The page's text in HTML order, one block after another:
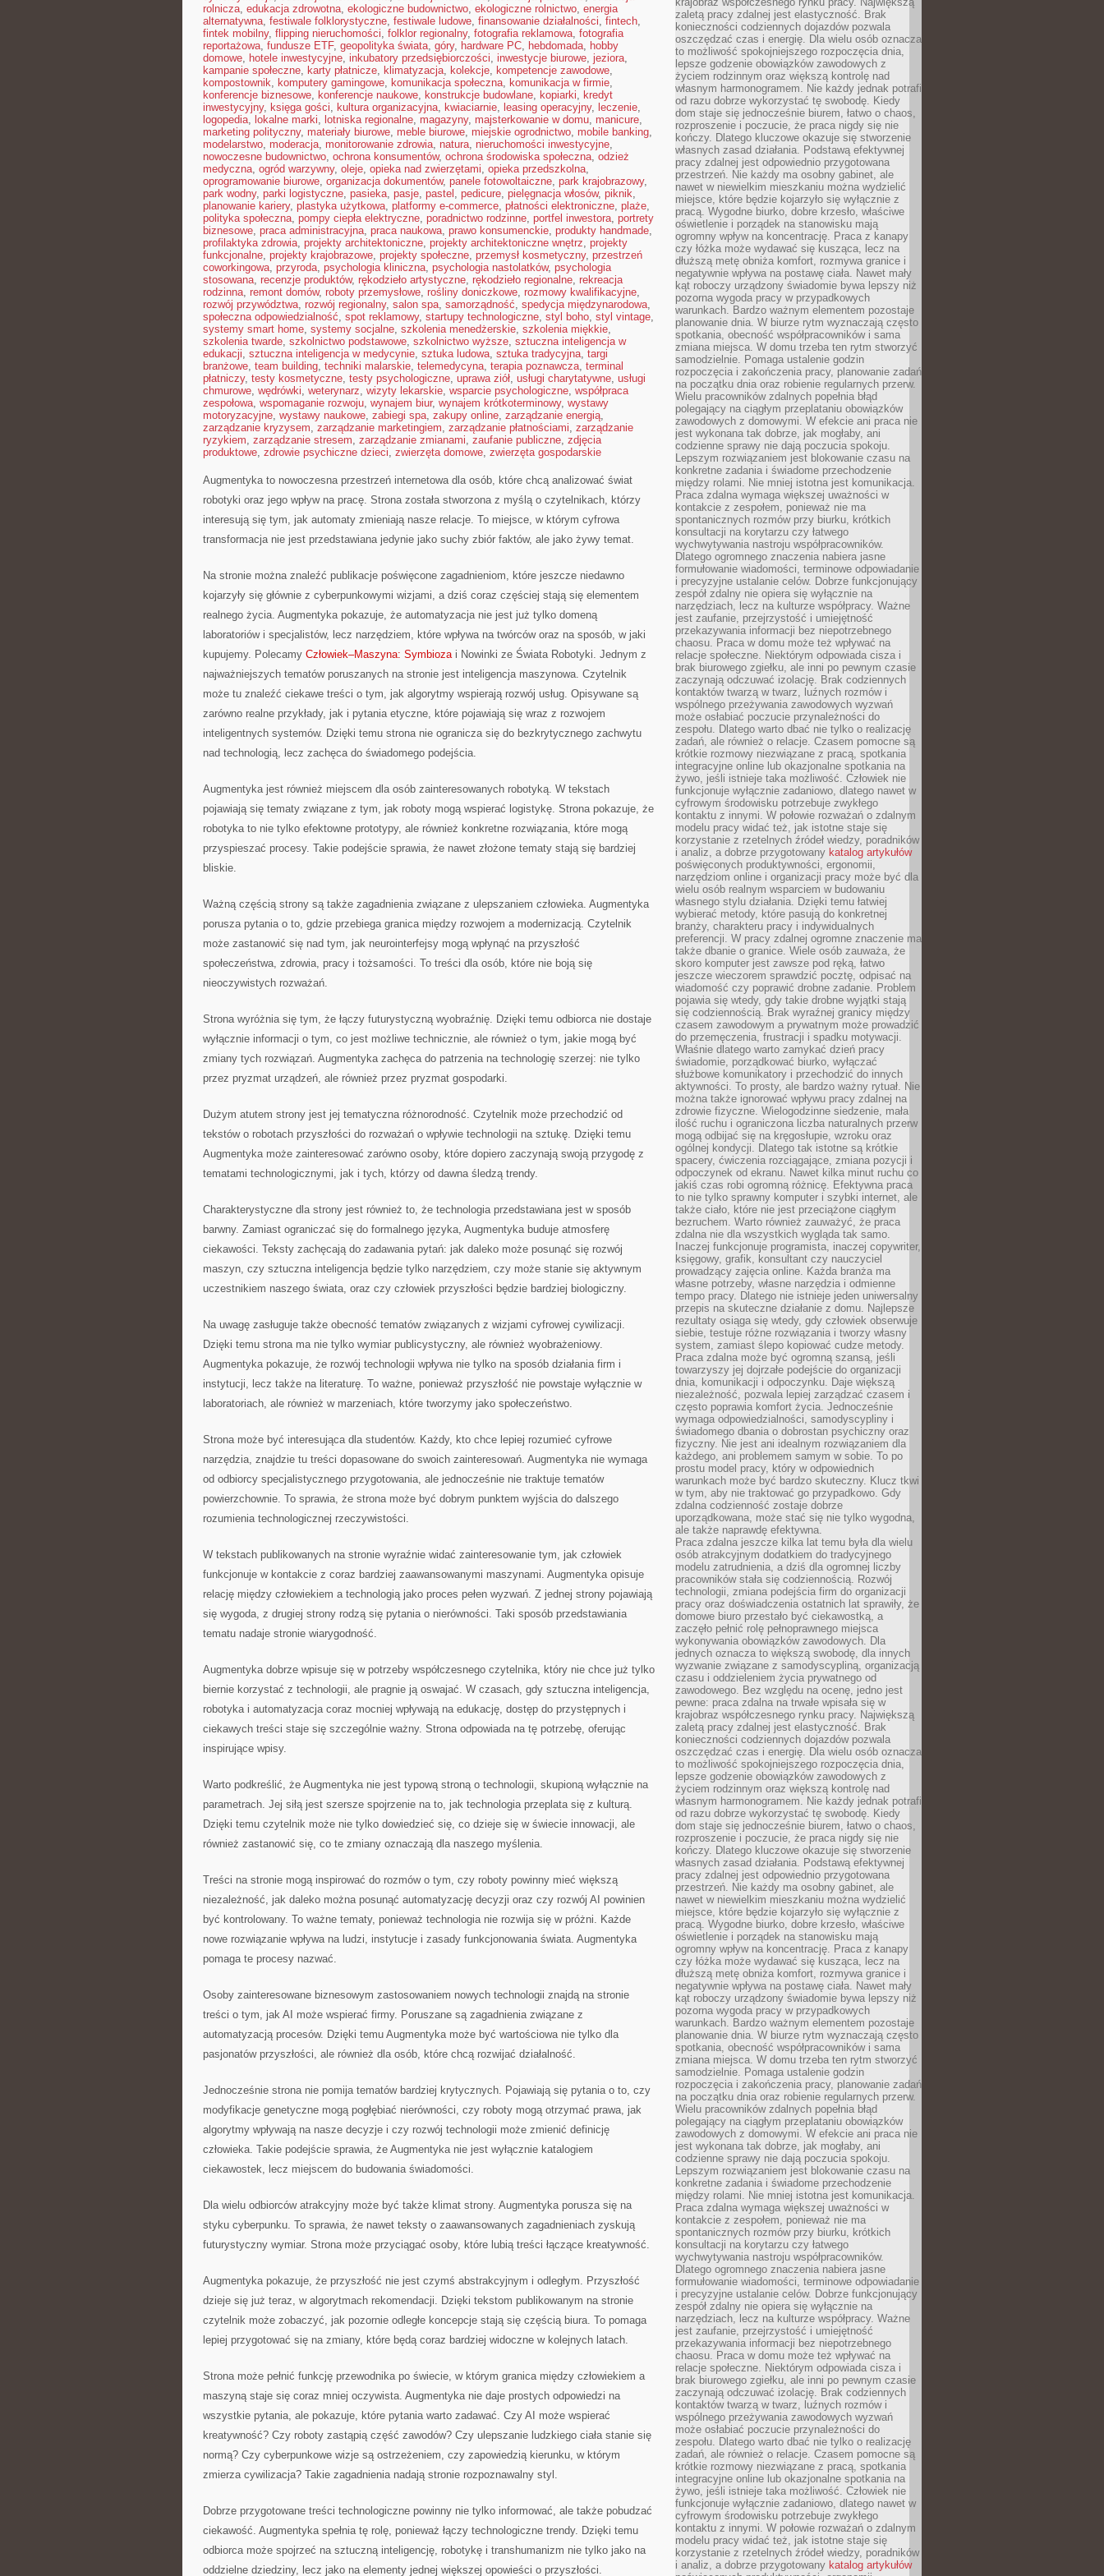
rolnicza, edukacja zdrowotna, ekologiczne budownictwo, ekologiczne rolnictwo, energia
alternatywna, festiwale folklorystyczne, festiwale ludowe, finansowanie działalności, fintech,
fintek mobilny, flipping nieruchomości, folklor regionalny, fotografia reklamowa, fotografia
reportażowa, fundusze ETF, geopolityka świata, góry, hardware PC, hebdomada, hobby
domowe, hotele inwestycyjne, inkubatory przedsiębiorczości, inwestycje biurowe, jeziora,
kampanie społeczne, karty płatnicze, klimatyzacja, kolekcje, kompetencje zawodowe,
kompostownik, komputery gamingowe, komunikacja społeczna, komunikacja w firmie,
konferencje biznesowe, konferencje naukowe, konstrukcje budowlane, kopiarki, kredyt
inwestycyjny, księga gości, kultura organizacyjna, kwiaciarnie, leasing operacyjny, leczenie,
logopedia, lokalne marki, lotniska regionalne, magazyny, majsterkowanie w domu, manicure,
marketing polityczny, materiały biurowe, meble biurowe, miejskie ogrodnictwo, mobile banking,
modelarstwo, moderacja, monitorowanie zdrowia, natura, nieruchomości inwestycyjne,
nowoczesne budownictwo, ochrona konsumentów, ochrona środowiska społeczna, odzież
medyczna, ogród warzywny, oleje, opieka nad zwierzętami, opieka przedszkolna,
oprogramowanie biurowe, organizacja dokumentów, panele fotowoltaiczne, park krajobrazowy,
park wodny, parki logistyczne, pasieka, pasje, pastel , pedicure, pielęgnacja włosów, piknik,
planowanie kariery, plastyka użytkowa, platformy e-commerce, płatności elektroniczne, plaże,
polityka społeczna, pompy ciepła elektryczne, poradnictwo rodzinne, portfel inwestora, portrety
biznesowe, praca administracyjna, praca naukowa, prawo konsumenckie, produkty handmade,
profilaktyka zdrowia, projekty architektoniczne, projekty architektoniczne wnętrz, projekty
funkcjonalne, projekty krajobrazowe, projekty społeczne, przemysł kosmetyczny, przestrzeń
coworkingowa, przyroda, psychologia kliniczna, psychologia nastolatków, psychologia
stosowana, recenzje produktów, rękodzieło artystyczne, rękodzieło regionalne, rekreacja
rodzinna, remont domów, roboty przemysłowe, rośliny doniczkowe, rozmowy kwalifikacyjne,
rozwój przywództwa, rozwój regionalny, salon spa, samorządność, spedycja międzynarodowa,
społeczna odpowiedzialność, spot reklamowy, startupy technologiczne, styl boho, styl vintage,
systemy smart home, systemy socjalne, szkolenia menedżerskie, szkolenia miękkie,
szkolenia twarde, szkolnictwo podstawowe, szkolnictwo wyższe, sztuczna inteligencja w
edukacji, sztuczna inteligencja w medycynie, sztuka ludowa, sztuka tradycyjna, targi
branżowe, team building, techniki malarskie, telemedycyna, terapia poznawcza, terminal
płatniczy, testy kosmetyczne, testy psychologiczne, uprawa ziół, usługi charytatywne, usługi
chmurowe, wędrówki, weterynarz, wizyty lekarskie, wsparcie psychologiczne, współpraca
zespołowa, wspomaganie rozwoju, wynajem biur, wynajem krótkoterminowy, wystawy
motoryzacyjne, wystawy naukowe, zabiegi spa, zakupy online, zarządzanie energią,
zarządzanie kryzysem, zarządzanie marketingiem, zarządzanie płatnościami, zarządzanie
ryzykiem, zarządzanie stresem, zarządzanie zmianami, zaufanie publiczne, zdjęcia
produktowe, zdrowie psychiczne dzieci, zwierzęta domowe, zwierzęta gospodarskie
Augmentyka to nowoczesna przestrzeń internetowa dla osób, które chcą analizować świat
robotyki oraz jego wpływ na pracę. Strona została stworzona z myślą o czytelnikach, którzy
interesują się tym, jak automaty zmieniają nasze relacje. To miejsce, w którym cyfrowa
transformacja nie jest przedstawiana jedynie jako suchy zbiór faktów, ale jako żywy temat.
Na stronie można znaleźć publikacje poświęcone zagadnieniom, które jeszcze niedawno
kojarzyły się głównie z cyberpunkowymi wizjami, a dziś coraz częściej stają się elementem
realnego życia. Augmentyka pokazuje, że automatyzacja nie jest już tylko domeną
laboratoriów i specjalistów, lecz narzędziem, które wpływa na twórców oraz na sposób, w jaki
kupujemy. Polecamy Człowiek–Maszyna: Symbiozai Nowinki ze Świata Robotyki. Jednym z
najważniejszych tematów poruszanych na stronie jest inteligencja maszynowa. Czytelnik
może tu znaleźć ciekawe treści o tym, jak algorytmy wspierają rozwój usług. Opisywane są
zarówno realne przykłady, jak i pytania etyczne, które pojawiają się wraz z rozwojem
inteligentnych systemów. Dzięki temu strona nie ogranicza się do bezkrytycznego zachwytu
nad technologią, lecz zachęca do świadomego podejścia.
Augmentyka jest również miejscem dla osób zainteresowanych robotyką. W tekstach
pojawiają się tematy związane z tym, jak roboty mogą wspierać logistykę. Strona pokazuje, że
robotyka to nie tylko efektowne prototypy, ale również konkretne rozwiązania, które mogą
przyspieszać procesy. Takie podejście sprawia, że nawet złożone tematy stają się bardziej
bliskie.
Ważną częścią strony są także zagadnienia związane z ulepszaniem człowieka. Augmentyka
porusza pytania o to, gdzie przebiega granica między rozwojem a modernizacją. Czytelnik
może zastanowić się nad tym, jak neurointerfejsy mogą wpłynąć na przyszłość
społeczeństwa, zdrowia, pracy i tożsamości. To treści dla osób, które nie boją się
nieoczywistych rozważań.
Strona wyróżnia się tym, że łączy futurystyczną wyobraźnię. Dzięki temu odbiorca nie dostaje
wyłącznie informacji o tym, co jest możliwe technicznie, ale również o tym, jakie mogą być
zmiany tych rozwiązań. Augmentyka zachęca do patrzenia na technologię szerzej: nie tylko
przez pryzmat urządzeń, ale również przez pryzmat gospodarki.
Dużym atutem strony jest jej tematyczna różnorodność. Czytelnik może przechodzić od
tekstów o robotach przyszłości do rozważań o wpływie technologii na sztukę. Dzięki temu
Augmentyka może zainteresować zarówno osoby, które dopiero zaczynają swoją przygodę z
tematami technologicznymi, jak i tych, którzy od dawna śledzą trendy.
Charakterystyczne dla strony jest również to, że technologia przedstawiana jest w sposób
barwny. Zamiast ograniczać się do formalnego języka, Augmentyka buduje atmosferę
ciekawości. Teksty zachęcają do zadawania pytań: jak daleko może posunąć się rozwój
maszyn, czy sztuczna inteligencja będzie tylko narzędziem, czy może stanie się aktywnym
uczestnikiem naszego świata, oraz czy człowiek przyszłości będzie bardziej biologiczny.
Na uwagę zasługuje także obecność tematów związanych z wizjami cyfrowej cywilizacji.
Dzięki temu strona ma nie tylko wymiar publicystyczny, ale również wyobrażeniowy.
Augmentyka pokazuje, że rozwój technologii wpływa nie tylko na sposób działania firm i
instytucji, lecz także na literaturę. To ważne, ponieważ przyszłość nie powstaje wyłącznie w
laboratoriach, ale również w marzeniach, które tworzymy jako społeczeństwo.
Strona może być interesująca dla studentów. Każdy, kto chce lepiej rozumieć cyfrowe
narzędzia, znajdzie tu treści dopasowane do swoich zainteresowań. Augmentyka nie wymaga
od odbiorcy specjalistycznego przygotowania, ale jednocześnie nie traktuje tematów
powierzchownie. To sprawia, że strona może być dobrym punktem wyjścia do dalszego
rozumienia technologicznej rzeczywistości.
W tekstach publikowanych na stronie wyraźnie widać zainteresowanie tym, jak człowiek
funkcjonuje w kontakcie z coraz bardziej zaawansowanymi maszynami. Augmentyka opisuje
relację między człowiekiem a technologią jako proces pełen wyzwań. Z jednej strony pojawiają
się wygoda, z drugiej strony rodzą się pytania o nierówności. Taki sposób przedstawiania
tematu nadaje stronie wiarygodność.
Augmentyka dobrze wpisuje się w potrzeby współczesnego czytelnika, który nie chce już tylko
biernie korzystać z technologii, ale pragnie ją oswajać. W czasach, gdy sztuczna inteligencja,
robotyka i automatyzacja coraz mocniej wpływają na edukację, dostęp do przystępnych i
ciekawych treści staje się szczególnie ważny. Strona odpowiada na tę potrzebę, oferując
inspirujące wpisy.
Warto podkreślić, że Augmentyka nie jest typową stroną o technologii, skupioną wyłącznie na
parametrach. Jej siłą jest szersze spojrzenie na to, jak technologia przeplata się z kulturą.
Dzięki temu czytelnik może nie tylko dowiedzieć się, co dzieje się w świecie innowacji, ale
również zastanowić się, co te zmiany oznaczają dla naszego myślenia.
Treści na stronie mogą inspirować do rozmów o tym, czy roboty powinny mieć większą
niezależność, jak daleko można posunąć automatyzację decyzji oraz czy rozwój AI powinien
być kontrolowany. To ważne tematy, ponieważ technologia nie rozwija się w próżni. Każde
nowe rozwiązanie wpływa na ludzi, instytucje i zasady funkcjonowania świata. Augmentyka
pomaga te procesy nazwać.
Osoby zainteresowane biznesowym zastosowaniem nowych technologii znajdą na stronie
treści o tym, jak AI może wspierać firmy. Poruszane są zagadnienia związane z
automatyzacją procesów. Dzięki temu Augmentyka może być wartościowa nie tylko dla
pasjonatów przyszłości, ale również dla osób, które chcą rozwijać działalność.
Jednocześnie strona nie pomija tematów bardziej krytycznych. Pojawiają się pytania o to, czy
modyfikacje genetyczne mogą pogłębiać nierówności, czy roboty mogą otrzymać prawa, jak
algorytmy wpływają na nasze decyzje i czy rozwój technologii może zmienić definicję
człowieka. Takie podejście sprawia, że Augmentyka nie jest wyłącznie katalogiem
ciekawostek, lecz miejscem do budowania świadomości.
Dla wielu odbiorców atrakcyjny może być także klimat strony. Augmentyka porusza się na
styku cyberpunku. To sprawia, że nawet teksty o zaawansowanych zagadnieniach zyskują
futurystyczny wymiar. Strona może przyciągać osoby, które lubią treści łączące kreatywność.
Augmentyka pokazuje, że przyszłość nie jest czymś abstrakcyjnym i odległym. Przyszłość
dzieje się już teraz, w algorytmach rekomendacji. Dzięki tekstom publikowanym na stronie
czytelnik może zobaczyć, jak pozornie odległe koncepcje stają się częścią biura. To pomaga
lepiej przygotować się na zmiany, które będą coraz bardziej widoczne w kolejnych latach.
Strona może pełnić funkcję przewodnika po świecie, w którym granica między człowiekiem a
maszyną staje się coraz mniej oczywista. Augmentyka nie daje prostych odpowiedzi na
wszystkie pytania, ale pokazuje, które pytania warto zadawać. Czy AI może wspierać
kreatywność? Czy roboty zastąpią część zawodów? Czy ulepszanie ludzkiego ciała stanie się
normą? Czy cyberpunkowe wizje są ostrzeżeniem, czy zapowiedzią kierunku, w którym
zmierza cywilizacja? Takie zagadnienia nadają stronie rozpoznawalny styl.
Dobrze przygotowane treści technologiczne powinny nie tylko informować, ale także pobudzać
ciekawość. Augmentyka spełnia tę rolę, ponieważ łączy technologiczne trendy. Dzięki temu
odbiorca może spojrzeć na sztuczną inteligencję, robotykę i transhumanizm nie tylko jako na
oddzielne dziedziny, lecz jako na elementy jednej większej opowieści o przyszłości.
zaletą pracy zdalnej jest elastyczność. Brak
konieczności codziennych dojazdów pozwala
oszczędzać czas i energię. Dla wielu osób oznacza
to możliwość spokojniejszego rozpoczęcia dnia,
lepsze godzenie obowiązków zawodowych z
życiem rodzinnym oraz większą kontrolę nad
własnym harmonogramem. Nie każdy jednak potrafi
od razu dobrze wykorzystać tę swobodę. Kiedy
dom staje się jednocześnie biurem, łatwo o chaos,
rozproszenie i poczucie, że praca nigdy się nie
kończy. Dlatego kluczowe okazuje się stworzenie
własnych zasad działania. Podstawą efektywnej
pracy zdalnej jest odpowiednio przygotowana
przestrzeń. Nie każdy ma osobny gabinet, ale
nawet w niewielkim mieszkaniu można wydzielić
miejsce, które będzie kojarzyło się wyłącznie z
pracą. Wygodne biurko, dobre krzesło, właściwe
oświetlenie i porządek na stanowisku mają
ogromny wpływ na koncentrację. Praca z kanapy
czy łóżka może wydawać się kusząca, lecz na
dłuższą metę obniża komfort, rozmywa granice i
negatywnie wpływa na postawę ciała. Nawet mały
kąt roboczy urządzony świadomie bywa lepszy niż
pozorna wygoda pracy w przypadkowych
warunkach. Bardzo ważnym elementem pozostaje
planowanie dnia. W biurze rytm wyznaczają często
spotkania, obecność współpracowników i sama
zmiana miejsca. W domu trzeba ten rytm stworzyć
samodzielnie. Pomaga ustalenie godzin
rozpoczęcia i zakończenia pracy, planowanie zadań
na początku dnia oraz robienie regularnych przerw.
Wielu pracowników zdalnych popełnia błąd
polegający na ciągłym przeplataniu obowiązków
zawodowych z domowymi. W efekcie ani praca nie
jest wykonana tak dobrze, jak mogłaby, ani
codzienne sprawy nie dają poczucia spokoju.
Lepszym rozwiązaniem jest blokowanie czasu na
konkretne zadania i świadome przechodzenie
między rolami. Nie mniej istotna jest komunikacja.
Praca zdalna wymaga większej uważności w
kontakcie z zespołem, ponieważ nie ma
spontanicznych rozmów przy biurku, krótkich
konsultacji na korytarzu czy łatwego
wychwytywania nastroju współpracowników.
Dlatego ogromnego znaczenia nabiera jasne
formułowanie wiadomości, terminowe odpowiadanie
i precyzyjne ustalanie celów. Dobrze funkcjonujący
zespół zdalny nie opiera się wyłącznie na
narzędziach, lecz na kulturze współpracy. Ważne
jest zaufanie, przejrzystość i umiejętność
przekazywania informacji bez niepotrzebnego
chaosu. Praca w domu może też wpływać na
relacje społeczne. Niektórym odpowiada cisza i
brak biurowego zgiełku, ale inni po pewnym czasie
zaczynają odczuwać izolację. Brak codziennych
kontaktów twarzą w twarz, luźnych rozmów i
wspólnego przeżywania zawodowych wyzwań
może osłabiać poczucie przynależności do
zespołu. Dlatego warto dbać nie tylko o realizację
zadań, ale również o relacje. Czasem pomocne są
krótkie rozmowy niezwiązane z pracą, spotkania
integracyjne online lub okazjonalne spotkania na
żywo, jeśli istnieje taka możliwość. Człowiek nie
funkcjonuje wyłącznie zadaniowo, dlatego nawet w
cyfrowym środowisku potrzebuje zwykłego
kontaktu z innymi. W połowie rozważań o zdalnym
modelu pracy widać też, jak istotne staje się
korzystanie z rzetelnych źródeł wiedzy, poradników
i analiz, a dobrze przygotowany katalog artykułów
poświęconych produktywności, ergonomii,
narzędziom online i organizacji pracy może być dla
wielu osób realnym wsparciem w budowaniu
własnego stylu działania. Dzięki temu łatwiej
wybierać metody, które pasują do konkretnej
branży, charakteru pracy i indywidualnych
preferencji. W pracy zdalnej ogromne znaczenie ma
także dbanie o granice. Wiele osób zauważa, że
skoro komputer jest zawsze pod ręką, łatwo
jeszcze wieczorem sprawdzić pocztę, odpisać na
wiadomość czy poprawić drobne zadanie. Problem
pojawia się wtedy, gdy takie drobne wyjątki stają
się codziennością. Brak wyraźnej granicy między
czasem zawodowym a prywatnym może prowadzić
do przemęczenia, frustracji i spadku motywacji.
Właśnie dlatego warto zamykać dzień pracy
świadomie, porządkować biurko, wyłączać
służbowe komunikatory i przechodzić do innych
aktywności. To prosty, ale bardzo ważny rytuał. Nie
można także ignorować wpływu pracy zdalnej na
zdrowie fizyczne. Wielogodzinne siedzenie, mała
ilość ruchu i ograniczona liczba naturalnych przerw
mogą odbijać się na kręgosłupie, wzroku oraz
ogólnej kondycji. Dlatego tak istotne są krótkie
spacery, ćwiczenia rozciągające, zmiana pozycji i
odpoczynek od ekranu. Nawet kilka minut ruchu co
jakiś czas robi ogromną różnicę. Efektywna praca
to nie tylko sprawny komputer i szybki internet, ale
także ciało, które nie jest przeciążone ciągłym
bezruchem. Warto również zauważyć, że praca
zdalna nie dla wszystkich wygląda tak samo.
Inaczej funkcjonuje programista, inaczej copywriter,
księgowy, grafik, konsultant czy nauczyciel
prowadzący zajęcia online. Każda branża ma
własne potrzeby, własne narzędzia i odmienne
tempo pracy. Dlatego nie istnieje jeden uniwersalny
przepis na skuteczne działanie z domu. Najlepsze
rezultaty osiąga się wtedy, gdy człowiek obserwuje
siebie, testuje różne rozwiązania i tworzy własny
system, zamiast ślepo kopiować cudze metody.
Praca zdalna może być ogromną szansą, jeśli
towarzyszy jej dojrzałe podejście do organizacji
dnia, komunikacji i odpoczynku. Daje większą
niezależność, pozwala lepiej zarządzać czasem i
często poprawia komfort życia. Jednocześnie
wymaga odpowiedzialności, samodyscypliny i
świadomego dbania o dobrostan psychiczny oraz
fizyczny. Nie jest ani idealnym rozwiązaniem dla
każdego, ani problemem samym w sobie. To po
prostu model pracy, który w odpowiednich
warunkach może być bardzo skuteczny. Klucz tkwi
w tym, aby nie traktować go przypadkowo. Gdy
zdalna codzienność zostaje dobrze
uporządkowana, może stać się nie tylko wygodna,
ale także naprawdę efektywna.
Praca zdalna jeszcze kilka lat temu była dla wielu
osób atrakcyjnym dodatkiem do tradycyjnego
modelu zatrudnienia, a dziś dla ogromnej liczby
pracowników stała się codziennością. Rozwój
technologii, zmiana podejścia firm do organizacji
pracy oraz doświadczenia ostatnich lat sprawiły, że
domowe biuro przestało być ciekawostką, a
zaczęło pełnić rolę pełnoprawnego miejsca
wykonywania obowiązków zawodowych. Dla
jednych oznacza to większą swobodę, dla innych
wyzwanie związane z samodyscypliną, organizacją
czasu i oddzieleniem życia prywatnego od
zawodowego. Bez względu na ocenę, jedno jest
pewne: praca zdalna na trwałe wpisała się w
krajobraz współczesnego rynku pracy. Największą
zaletą pracy zdalnej jest elastyczność. Brak
konieczności codziennych dojazdów pozwala
oszczędzać czas i energię. Dla wielu osób oznacza
to możliwość spokojniejszego rozpoczęcia dnia,
lepsze godzenie obowiązków zawodowych z
życiem rodzinnym oraz większą kontrolę nad
własnym harmonogramem. Nie każdy jednak potrafi
od razu dobrze wykorzystać tę swobodę. Kiedy
dom staje się jednocześnie biurem, łatwo o chaos,
rozproszenie i poczucie, że praca nigdy się nie
kończy. Dlatego kluczowe okazuje się stworzenie
własnych zasad działania. Podstawą efektywnej
pracy zdalnej jest odpowiednio przygotowana
przestrzeń. Nie każdy ma osobny gabinet, ale
nawet w niewielkim mieszkaniu można wydzielić
miejsce, które będzie kojarzyło się wyłącznie z
pracą. Wygodne biurko, dobre krzesło, właściwe
oświetlenie i porządek na stanowisku mają
ogromny wpływ na koncentrację. Praca z kanapy
czy łóżka może wydawać się kusząca, lecz na
dłuższą metę obniża komfort, rozmywa granice i
negatywnie wpływa na postawę ciała. Nawet mały
kąt roboczy urządzony świadomie bywa lepszy niż
pozorna wygoda pracy w przypadkowych
warunkach. Bardzo ważnym elementem pozostaje
planowanie dnia. W biurze rytm wyznaczają często
spotkania, obecność współpracowników i sama
zmiana miejsca. W domu trzeba ten rytm stworzyć
samodzielnie. Pomaga ustalenie godzin
rozpoczęcia i zakończenia pracy, planowanie zadań
na początku dnia oraz robienie regularnych przerw.
Wielu pracowników zdalnych popełnia błąd
polegający na ciągłym przeplataniu obowiązków
zawodowych z domowymi. W efekcie ani praca nie
jest wykonana tak dobrze, jak mogłaby, ani
codzienne sprawy nie dają poczucia spokoju.
Lepszym rozwiązaniem jest blokowanie czasu na
konkretne zadania i świadome przechodzenie
między rolami. Nie mniej istotna jest komunikacja.
Praca zdalna wymaga większej uważności w
kontakcie z zespołem, ponieważ nie ma
spontanicznych rozmów przy biurku, krótkich
konsultacji na korytarzu czy łatwego
wychwytywania nastroju współpracowników.
Dlatego ogromnego znaczenia nabiera jasne
formułowanie wiadomości, terminowe odpowiadanie
i precyzyjne ustalanie celów. Dobrze funkcjonujący
zespół zdalny nie opiera się wyłącznie na
narzędziach, lecz na kulturze współpracy. Ważne
jest zaufanie, przejrzystość i umiejętność
przekazywania informacji bez niepotrzebnego
chaosu. Praca w domu może też wpływać na
relacje społeczne. Niektórym odpowiada cisza i
brak biurowego zgiełku, ale inni po pewnym czasie
zaczynają odczuwać izolację. Brak codziennych
kontaktów twarzą w twarz, luźnych rozmów i
wspólnego przeżywania zawodowych wyzwań
może osłabiać poczucie przynależności do
zespołu. Dlatego warto dbać nie tylko o realizację
zadań, ale również o relacje. Czasem pomocne są
krótkie rozmowy niezwiązane z pracą, spotkania
integracyjne online lub okazjonalne spotkania na
żywo, jeśli istnieje taka możliwość. Człowiek nie
funkcjonuje wyłącznie zadaniowo, dlatego nawet w
cyfrowym środowisku potrzebuje zwykłego
kontaktu z innymi. W połowie rozważań o zdalnym
modelu pracy widać też, jak istotne staje się
korzystanie z rzetelnych źródeł wiedzy, poradników
i analiz, a dobrze przygotowany katalog artykułów